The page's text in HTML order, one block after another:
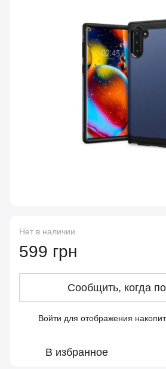
Нет в наличии
599 грн
Сообщить, когда
Войти для отображения
В избранное